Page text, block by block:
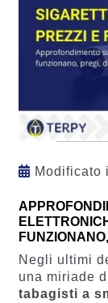
Modificato
Negli ultimi
una miriade
tabagisti a